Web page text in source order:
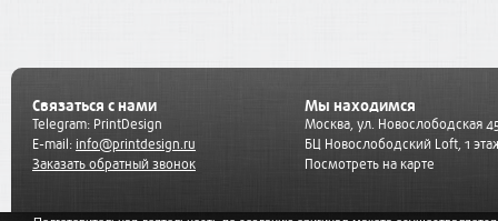
Связаться с нами
Telegram: PrintDesign
E-mail: info@printdesign.ru
Заказать обратный звонок
Мы находимся
Москва, ул. Новослободская
БЦ Новослободский Loft, 1
Посмотреть на карте